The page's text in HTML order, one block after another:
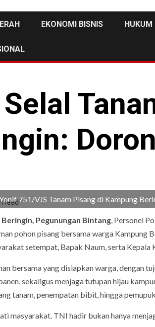
EKONOMI BISNIS
read751/VJS Tanam Pisang di Kampung
Pegunungan Bintang, Personel
pohon pisang bersama warga
setempat, Bapak Naum, serta Kepala
bersama yang disiapkan warga, dengan
sekaligus menjaga tutupan hijau
tanam, penempatan bibit, hingga
masyarakat. TNI hadir bukan hanya